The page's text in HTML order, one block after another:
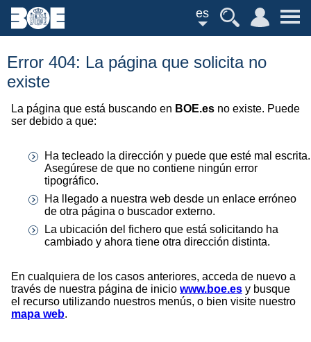
es
Error 404: La página que solicita no
existe
La página que está buscando en BOE.es no existe. Puede
ser debido a que:
Ha tecleado la dirección y puede que esté mal escrita.
Asegúrese de que no contiene ningún error
tipográfico.
Ha llegado a nuestra web desde un enlace erróneo
de otra página o buscador externo.
La ubicación del fichero que está solicitando ha
cambiado y ahora tiene otra dirección distinta.
En cualquiera de los casos anteriores, acceda de nuevo a
través de nuestra página de inicio www.boe.es y busque
el recurso utilizando nuestros menús, o bien visite nuestro
mapa web.